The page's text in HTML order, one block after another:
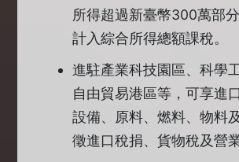
所得超過新臺幣300萬部
計入綜合所得總額課稅。
進駐產業科技園區、科學
自由貿易港區等，可享進
設備、原料、燃料、物料
徵進口稅捐、貨物稅及營業